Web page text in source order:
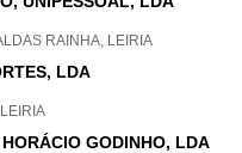
RAINHA, LEIRIA
LDA
GODINHO, LDA